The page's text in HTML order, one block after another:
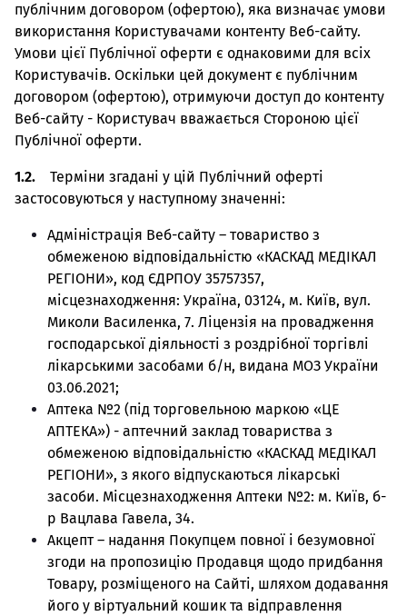
публічним договором (офертою), яка визначає умови
використання Користувачами контенту Веб-сайту.
Умови цієї Публічної оферти є однаковими для всіх
Користувачів. Оскільки цей документ є публічним
договором (офертою), отримуючи доступ до контенту
Веб-сайту - Користувач вважається Стороною цієї
Публічної оферти.
1.2. Терміни згадані у цій Публічний оферті
застосовуються у наступному значенні:
Адміністрація Веб-сайту – товариство з
обмеженою відповідальністю «КАСКАД МЕДІКАЛ
РЕГІОНИ», код ЄДРПОУ 35757357,
місцезнаходження: Україна, 03124, м. Київ, вул.
Миколи Василенка, 7. Ліцензія на провадження
господарської діяльності з роздрібної торгівлі
лікарськими засобами б/н, видана МОЗ України
03.06.2021;
Аптека №2 (під торговельною маркою «ЦЕ
АПТЕКА») - аптечний заклад товариства з
обмеженою відповідальністю «КАСКАД МЕДІКАЛ
РЕГІОНИ», з якого відпускаються лікарські
засоби. Місцезнаходження Аптеки №2: м. Київ, б-
р Вацлава Гавела, 34.
Акцепт – надання Покупцем повної і безумовної
згоди на пропозицію Продавця щодо придбання
Товару, розміщеного на Сайті, шляхом додавання
його у віртуальний кошик та відправлення